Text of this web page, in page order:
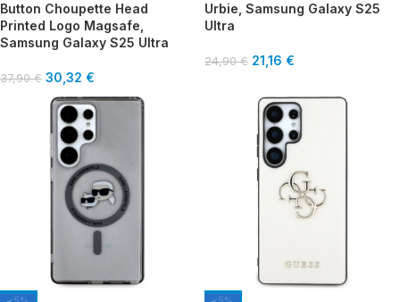
Button Choupette Head
Printed Logo Magsafe,
Samsung Galaxy S25 Ultra
37,90€ 30,32 €
Urbie, Samsung Galaxy S25
Ultra
24,90€ 21,16 €